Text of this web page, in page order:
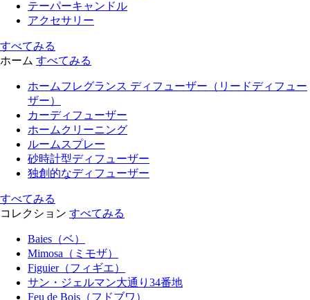
テーパーキャンドル
アクセサリー
すべてみる
ホーム すべてみる
ホームフレグランス ディフューザー（リードディフュー
ザー）
カーディフューザー
ホームクリーニング
ルームスプレー
砂時計型ディフューザー
独創的なディフューザー
すべてみる
コレクション すべてみる
Baies（ベ）
Mimosa（ミモザ）
Figuier（フィギエ）
サン・ジェルマン大通り34番地
Feu de Bois（フドブワ）